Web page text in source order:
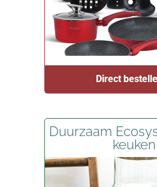
Direct
Duurzaam
keuken